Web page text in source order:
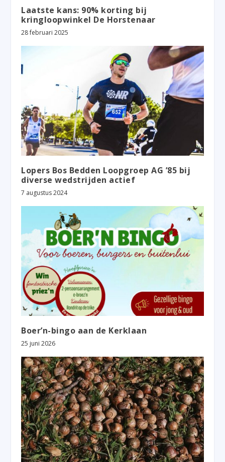
Laatste kans: 90% korting bij
kringloopwinkel De Horstenaar
28 februari 2025
Lopers Bos Bedden Loopgroep AG ’85 bij
diverse wedstrijden actief
7 augustus 2024
Boer’n-bingo aan de Kerklaan
25 juni 2026